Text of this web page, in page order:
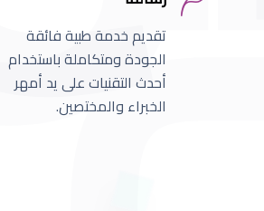
تقديم خدمة طبية فائقة
الجودة ومتكاملة باستخدام
أحدث التقنيات على يد أمهر
الخبراء والمختصين.